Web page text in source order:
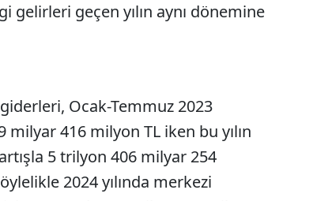
gelirleri geçen yılın aynı dönemine
Ocak-Temmuz 2023
416 milyon TL iken bu yılın
5 trilyon 406 milyar 254
2024 yılında merkezi